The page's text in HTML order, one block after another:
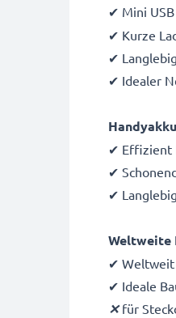
✔ Mini
✔ Kurze
✔
✔ Idealer
✔ Effizient
✔
✔
Weltweite
✔ Weltweit
✔ Ideale
✕für